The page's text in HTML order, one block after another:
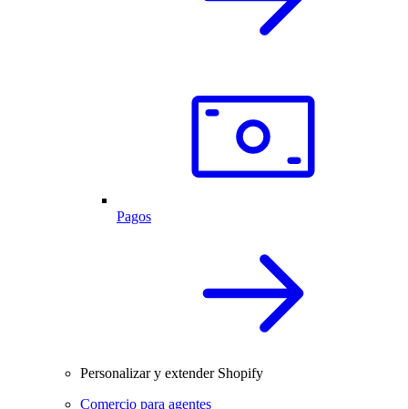
Pagos
Personalizar y extender Shopify
Comercio para agentes